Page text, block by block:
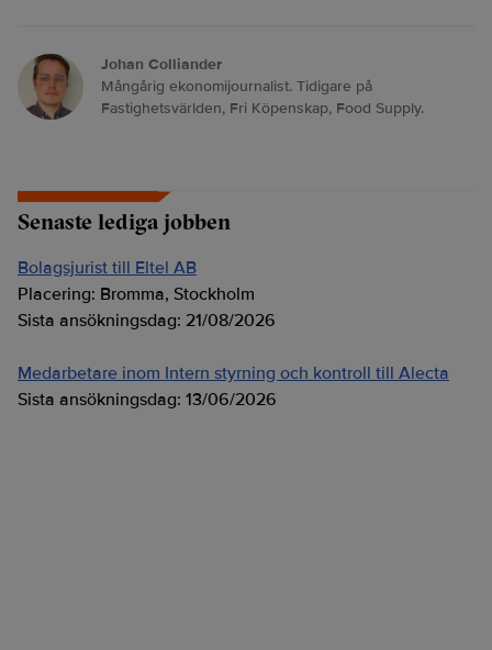
Johan Colliander
Mångårig ekonomijournalist. Tidigare på
Fastighetsvärlden, Fri Köpenskap, Food Supply.
Senaste lediga jobben
Bolagsjurist till Eltel AB
Placering: Bromma, Stockholm
Sista ansökningsdag: 21/08/2026
Medarbetare inom Intern styrning och kontroll till Alecta
Sista ansökningsdag: 13/06/2026